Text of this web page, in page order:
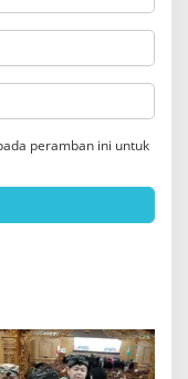
peramban ini untuk